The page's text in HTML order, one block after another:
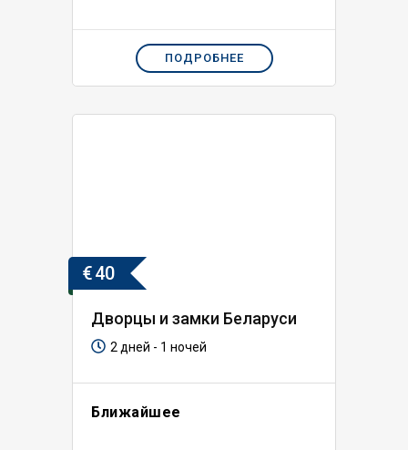
ПОДРОБНЕЕ
€40
Дворцы и замки Беларуси
2 дней - 1 ночей
Ближайшее